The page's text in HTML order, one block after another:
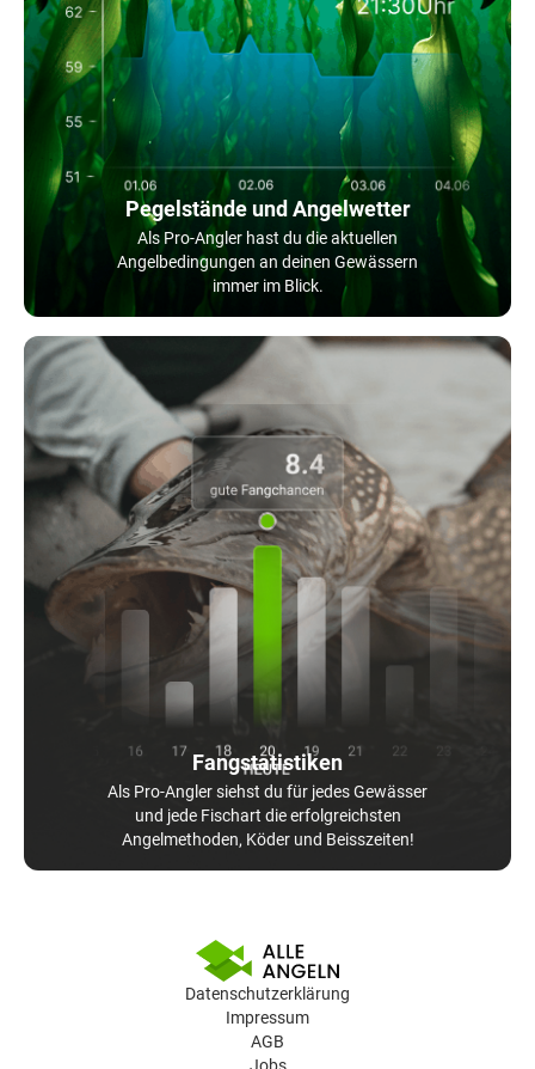
Pegelstände und Angelwetter
Als Pro-Angler hast du die aktuellen
Angelbedingungen an deinen Gewässern
immer im Blick.
Fangstatistiken
Als Pro-Angler siehst du für jedes Gewässer
und jede Fischart die erfolgreichsten
Angelmethoden, Köder und Beisszeiten!
Datenschutzerklärung
Impressum
AGB
Jobs